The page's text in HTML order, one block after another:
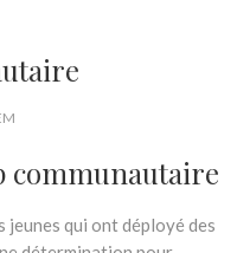
communautaire
qui ont déployé des